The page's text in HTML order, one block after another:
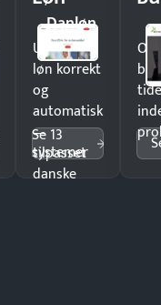
Danløn
Udbetal
løn korrekt
og
automatisk
—
tilpasset
danske
Se 13
systemer